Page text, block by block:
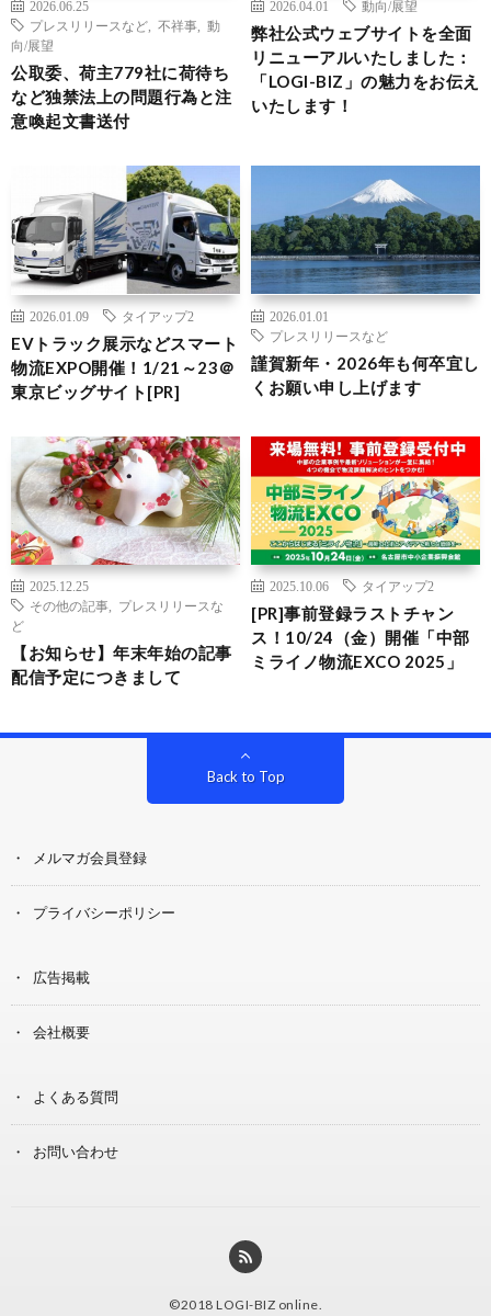
2026.06.25
プレスリリースなど
不祥事
動
向/展望
公取委、荷主779社に荷待ち
など独禁法上の問題行為と注
意喚起文書送付
2026.04.01 動向/展望
弊社公式ウェブサイトを全面
リニューアルいたしました：
「LOGI-BIZ」の魅力をお伝え
いたします！
2026.01.09 タイアップ2
EVトラック展示などスマート
物流EXPO開催！1/21～23＠
東京ビッグサイト[PR]
2026.01.01
プレスリリースなど
謹賀新年・2026年も何卒宜し
くお願い申し上げます
2025.12.25
その他の記事
プレスリリースな
ど
【お知らせ】年末年始の記事
配信予定につきまして
2025.10.06 タイアップ2
[PR]事前登録ラストチャン
ス！10/24（金）開催「中部
ミライノ物流EXCO 2025」
Back to Top
メルマガ会員登録
プライバシーポリシー
広告掲載
会社概要
よくある質問
お問い合わせ
©2018 LOGI-BIZ online.